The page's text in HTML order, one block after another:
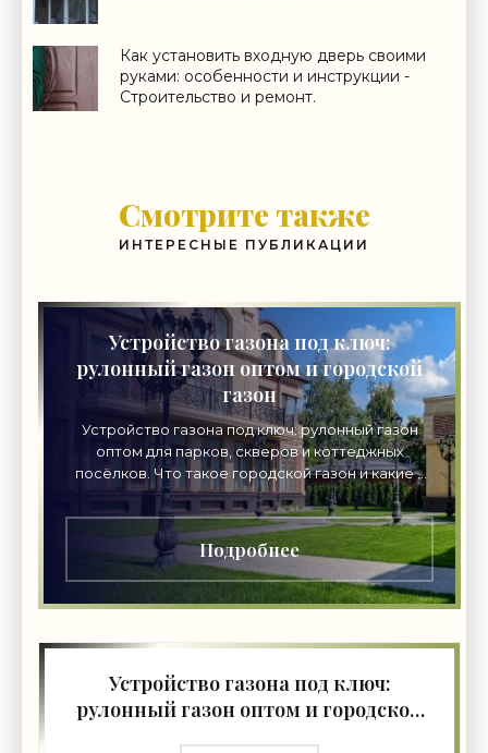
Как установить входную дверь своими
руками: особенности и инструкции -
Строительство и ремонт.
Смотрите также
ИНТЕРЕСНЫЕ ПУБЛИКАЦИИ
Устройство газона под ключ:
рулонный газон оптом и городской
газон
Устройство газона под ключ: рулонный газон
оптом для парков, скверов и коттеджных
посёлков. Что такое городской газон и какие у
него требования. Этапы профессиональной
укладки, цены на
Подробнее
Устройство газона под ключ:
рулонный газон оптом и городской